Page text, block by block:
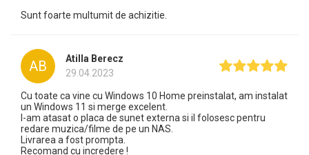
Sunt foarte multumit de achizitie.
AB
Atilla Berecz
29.04.2023
Cu toate ca vine cu Windows 10 Home preinstalat, am instalat
un Windows 11 si merge excelent.
I-am atasat o placa de sunet externa si il folosesc pentru
redare muzica/filme de pe un NAS.
Livrarea a fost prompta.
Recomand cu incredere !